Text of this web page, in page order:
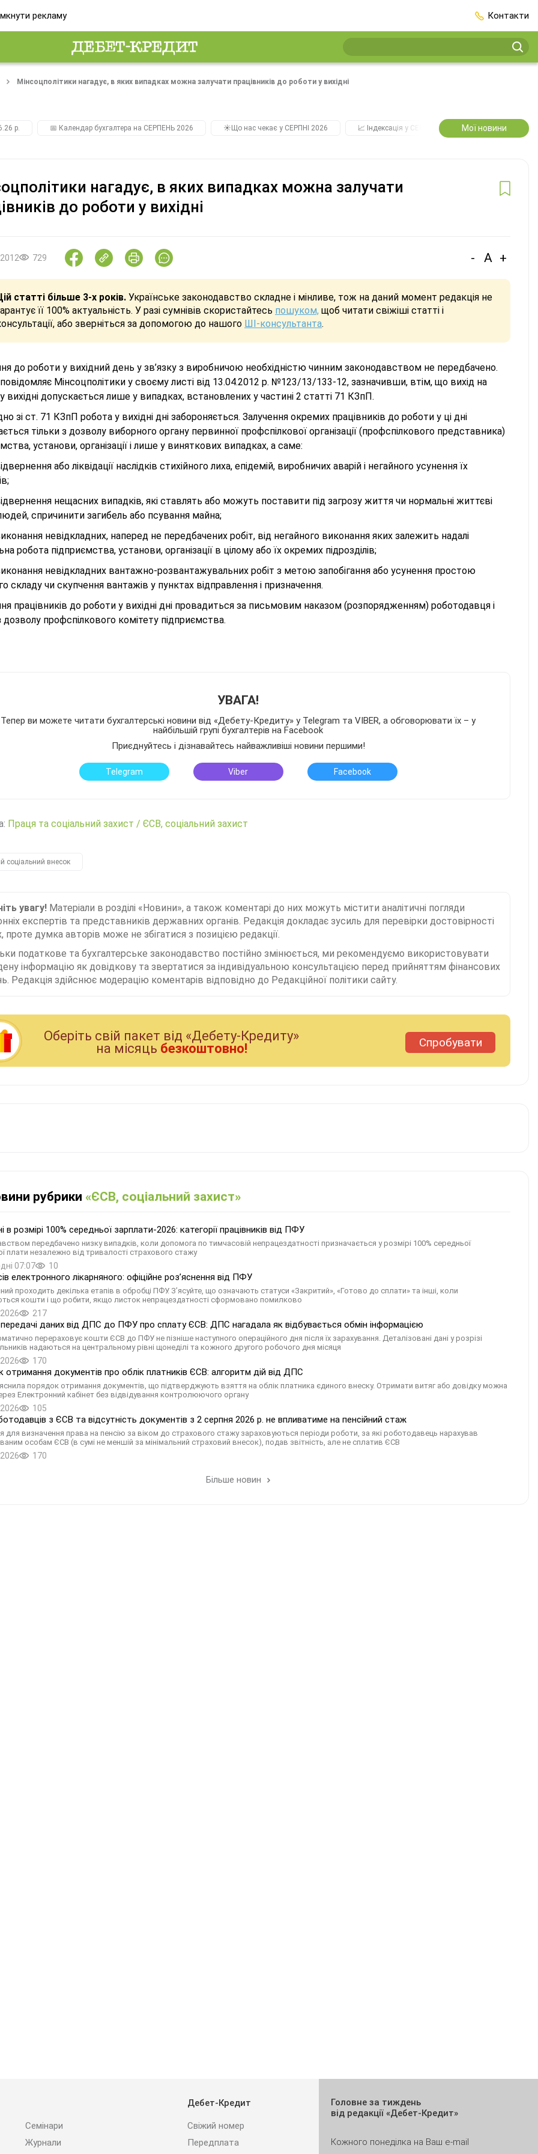
рекламу Контакти
Мінсоцполітики нагадує, в яких випадках можна залучати працівників до роботи у вихідні
р. 📅 Календар бухгалтера на СЕРПЕНЬ 2026 ☀️Що нас чекає у СЕРПНІ 2026 📈 Індексація у СЕРПНІ 2️⃣0️⃣2️⃣7️⃣ Усі
Мої новини
нагадує, в яких випадках можна залучати
до роботи у вихідні
729 - A +
статті більше 3-х років. Українське законодавство складне і мінливе, тож на даний момент редакція не
її 100% актуальність. У разі сумнівів скористайтесь пошуком, щоб читати свіжіші статті і
або зверніться за допомогою до нашого ШІ-консультанта.
до роботи у вихідний день у зв’язку з виробничою необхідністю чинним законодавством не передбачено.
Мінсоцполітики у своєму листі від 13.04.2012 р. №123/13/133-12, зазначивши, втім, що вихід на
вихідні допускається лише у випадках, встановлених у частині 2 статті 71 КЗпП.
зі ст. 71 КЗпП робота у вихідні дні забороняється. Залучення окремих працівників до роботи у ці дні
тільки з дозволу виборного органу первинної профспілкової організації (профспілкового представника)
установи, організації і лише у виняткових випадках, а саме:
або ліквідації наслідків стихійного лиха, епідемій, виробничих аварій і негайного усунення їх
нещасних випадків, які ставлять або можуть поставити під загрозу життя чи нормальні життєві
спричинити загибель або псування майна;
невідкладних, наперед не передбачених робіт, від негайного виконання яких залежить надалі
робота підприємства, установи, організації в цілому або їх окремих підрозділів;
невідкладних вантажно-розвантажувальних робіт з метою запобігання або усунення простою
складу чи скупчення вантажів у пунктах відправлення і призначення.
працівників до роботи у вихідні дні провадиться за письмовим наказом (розпорядженням) роботодавця і
дозволу профспілкового комітету підприємства.
УВАГА!
Тепер ви можете читати бухгалтерські новини від «Дебету-Кредиту» у Telegram та VIBER, а обговорювати їх – у
найбільшій групі бухгалтерів на Facebook
Приєднуйтесь і дізнавайтесь найважливіші новини першими!
Telegram Viber Facebook
Праця та соціальний захист / ЄСВ, соціальний захист
соціальний внесок
увагу! Матеріали в розділі «Новини», а також коментарі до них можуть містити аналітичні погляди
експертів та представників державних органів. Редакція докладає зусиль для перевірки достовірності
проте думка авторів може не збігатися з позицією редакції.
податкове та бухгалтерське законодавство постійно змінюється, ми рекомендуємо використовувати
інформацію як довідкову та звертатися за індивідуальною консультацією перед прийняттям фінансових
Редакція здійснює модерацію коментарів відповідно до Редакційної політики сайту.
Оберiть свiй пакет вiд «Дебету-Кредиту»
на мiсяць безкоштовно! Спробувати
рубрики «ЄСВ, соціальний захист»
в розмірі 100% середньої зарплати-2026: категорії працівників від ПФУ
передбачено низку випадків, коли допомога по тимчасовій непрацездатності призначається у розмірі 100% середньої
плати незалежно від тривалості страхового стажу
07:07 10
електронного лікарняного: офіційне роз’яснення від ПФУ
проходить декілька етапів в обробці ПФУ. З’ясуйте, що означають статуси «Закритий», «Готово до сплати» та інші, коли
кошти і що робити, якщо листок непрацездатності сформовано помилково
217
передачі даних від ДПС до ПФУ про сплату ЄСВ: ДПС нагадала як відбувається обмін інформацією
перераховує кошти ЄСВ до ПФУ не пізніше наступного операційного дня після їх зарахування. Деталізовані дані у розрізі
надаються на центральному рівні щонеділі та кожного другого робочого дня місяця
170
отримання документів про облік платників ЄСВ: алгоритм дій від ДПС
порядок отримання документів, що підтверджують взяття на облік платника єдиного внеску. Отримати витяг або довідку можна
Електронний кабінет без відвідування контролюючого органу
105
з ЄСВ та відсутність документів з 2 серпня 2026 р. не впливатиме на пенсійний стаж
для визначення права на пенсію за віком до страхового стажу зараховуються періоди роботи, за які роботодавець нарахував
особам ЄСВ (в сумі не меншій за мінімальний страховий внесок), подав звітність, але не сплатив ЄСВ
170
Більше новин
Семінари
Журнали
Дебет-Кредит
Свіжий номер
Передплата
Головне за тиждень
від редакції «Дебет-Кредит»
Кожного понеділка на Ваш e-mail